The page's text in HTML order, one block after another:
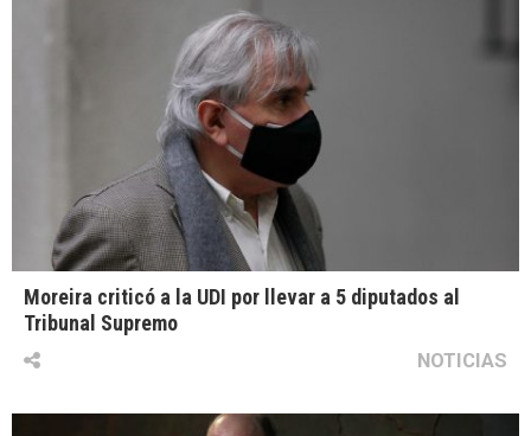
Moreira criticó a la UDI por llevar a 5 diputados al
Tribunal Supremo
NOTICIAS